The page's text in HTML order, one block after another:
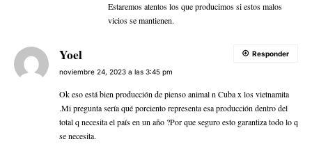
Estaremos atentos los que producimos si estos malos
vicios se mantienen.
Yoel
noviembre 24, 2023 a las 3:45 pm
Ok eso está bien producción de pienso animal n Cuba x los vietnamita
.Mi pregunta sería qué porciento representa esa producción dentro del
total q necesita el país en un año ?Por que seguro esto garantiza todo lo q
se necesita.
Responder